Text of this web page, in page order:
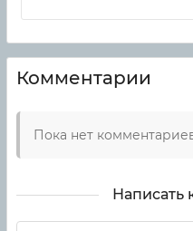
Комментарии
Пока нет
Написать